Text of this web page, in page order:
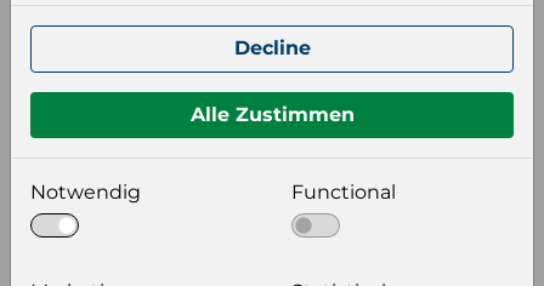
Sprache
Format auswählen
Bildeinstellungen
Decline
Alle Zustimmen
Notwendig Functional